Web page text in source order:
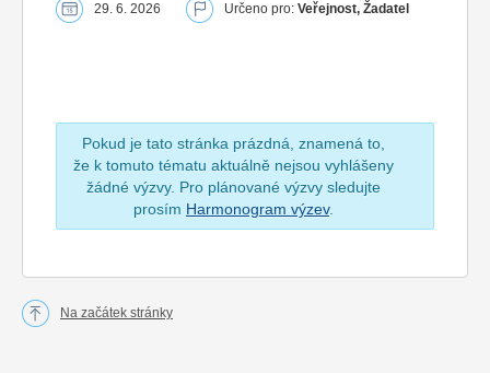
29. 6. 2026 Určeno pro: Veřejnost, Žadatel
Pokud je tato stránka prázdná, znamená to,
že k tomuto tématu aktuálně nejsou vyhlášeny
žádné výzvy. Pro plánované výzvy sledujte
prosím Harmonogram výzev.
Na začátek stránky